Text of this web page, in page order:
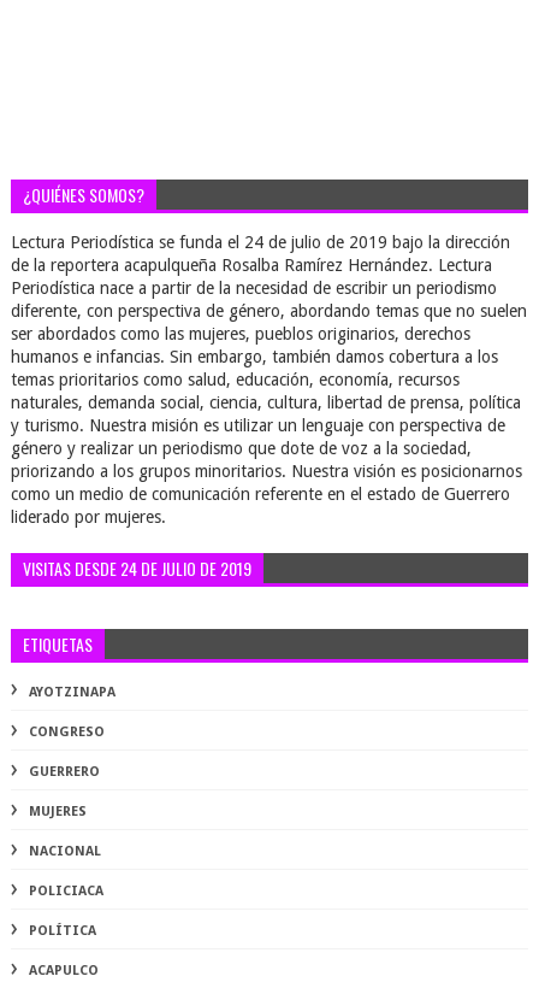
¿QUIÉNES SOMOS?
Lectura Periodística se funda el 24 de julio de 2019 bajo la dirección
de la reportera acapulqueña Rosalba Ramírez Hernández. Lectura
Periodística nace a partir de la necesidad de escribir un periodismo
diferente, con perspectiva de género, abordando temas que no suelen
ser abordados como las mujeres, pueblos originarios, derechos
humanos e infancias. Sin embargo, también damos cobertura a los
temas prioritarios como salud, educación, economía, recursos
naturales, demanda social, ciencia, cultura, libertad de prensa, política
y turismo. Nuestra misión es utilizar un lenguaje con perspectiva de
género y realizar un periodismo que dote de voz a la sociedad,
priorizando a los grupos minoritarios. Nuestra visión es posicionarnos
como un medio de comunicación referente en el estado de Guerrero
liderado por mujeres.
VISITAS DESDE 24 DE JULIO DE 2019
ETIQUETAS
AYOTZINAPA
CONGRESO
GUERRERO
MUJERES
NACIONAL
POLICIACA
POLÍTICA
ACAPULCO